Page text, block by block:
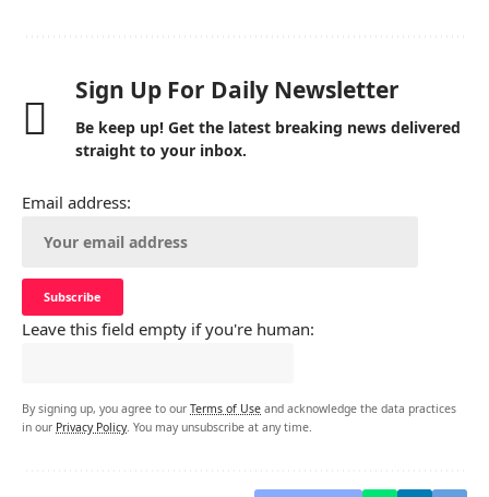
Sign Up For Daily Newsletter
Be keep up! Get the latest breaking news delivered
straight to your inbox.
Email address:
Leave this field empty if you're human:
By signing up, you agree to our Terms of Use and acknowledge the data practices
in our Privacy Policy. You may unsubscribe at any time.